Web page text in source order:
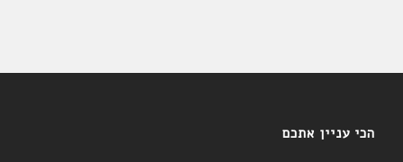
הכי עניין אתכם